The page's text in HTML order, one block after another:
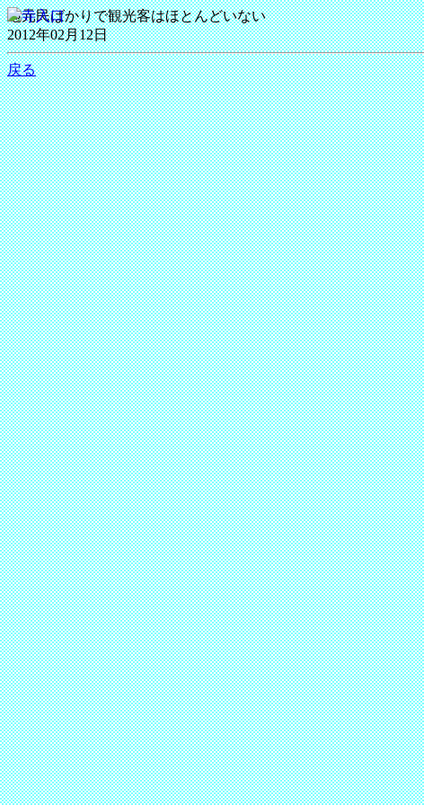
地元民ばかりで観光客はほとんどいない
2012年02月12日
戻る